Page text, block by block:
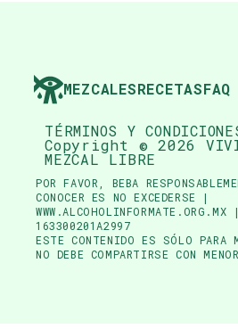
MEZCALES FAQ
RECETAS
TÉRMINOS Y
Copyright © 2026
MEZCAL LIBRE
POR FAVOR, BEBA
CONOCER ES NO EXCEDERSE |
163300201A2997
ESTE CONTENIDO ES SÓLO PARA
NO DEBE COMPARTIRSE CON